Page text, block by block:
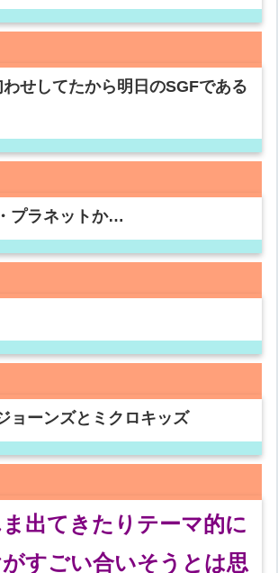
せしてたから明日のSGFである
プラネットか…
ョーンズとミクロキッズ
出てきたりテーマ的に
すごい合いそうとは思